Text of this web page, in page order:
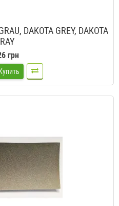
DAKOTA GREY, DAKOTA
грн
Купить